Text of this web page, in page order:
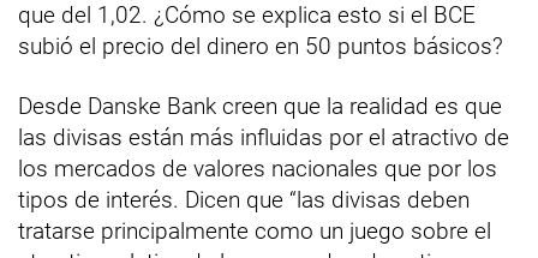
que del 1,02. ¿Cómo se explica esto si el BCE
subió el precio del dinero en 50 puntos básicos?
Desde Danske Bank creen que la realidad es que
las divisas están más influidas por el atractivo de
los mercados de valores nacionales que por los
tipos de interés. Dicen que “las divisas deben
tratarse principalmente como un juego sobre el